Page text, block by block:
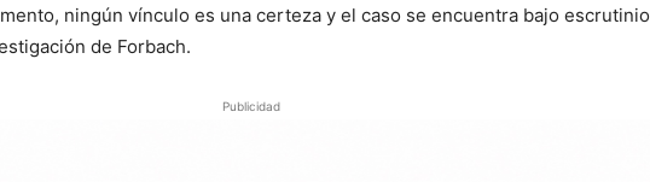
ningún vínculo es una certeza y el caso se encuentra bajo escrutinio
de Forbach.
Publicidad